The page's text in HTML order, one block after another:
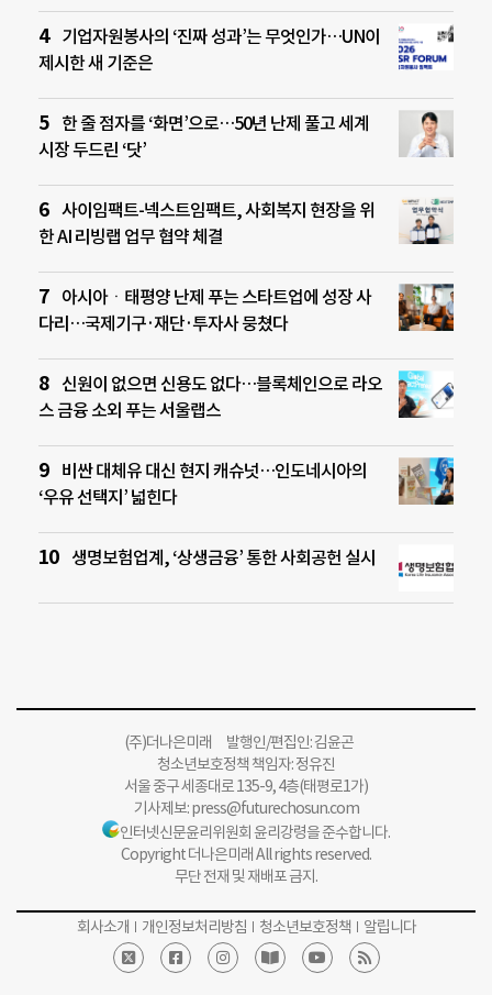
기업자원봉사의 ‘진짜 성과’는 무엇인가…UN이
제시한 새 기준은
한 줄 점자를 ‘화면’으로…50년 난제 풀고 세계
시장 두드린 ‘닷’
사이임팩트-넥스트임팩트, 사회복지 현장을 위
한 AI 리빙랩 업무 협약 체결
아시아ㆍ태평양 난제 푸는 스타트업에 성장 사
다리…국제기구·재단·투자사 뭉쳤다
신원이 없으면 신용도 없다…블록체인으로 라오
스 금융 소외 푸는 서울랩스
비싼 대체유 대신 현지 캐슈넛…인도네시아의
‘우유 선택지’ 넓힌다
생명보험업계, ‘상생금융’ 통한 사회공헌 실시
(주)더나은미래 발행인/편집인: 김윤곤
청소년보호정책 책임자: 정유진
서울 중구 세종대로 135-9, 4층(태평로1가)
기사제보:press@futurechosun.com
인터넷신문윤리위원회 윤리강령을 준수합니다.
Copyright 더나은미래 All rights reserved.
무단 전재 및 재배포 금지.
회사소개 개인정보처리방침 청소년보호정책 알립니다